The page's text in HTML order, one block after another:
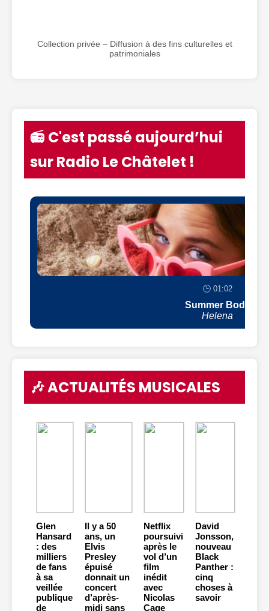
Collection privée – Diffusion à des fins culturelles et
patrimoniales
📻 C'est passé aujourd’hui
sur Radio Le Châtelet !
🕒 01:02
Summer Body
Helena
🎶 ACTUALITÉS MUSICALES
Glen
Hansard
: des
milliers
de fans
à sa
veillée
publique
de
Il y a 50
ans, un
Elvis
Presley
épuisé
donnait un
concert
d’après-
midi sans
Netflix
poursuivi
après le
vol d’un
film
inédit
avec
Nicolas
Cage
David
Jonsson,
nouveau
Black
Panther :
cinq
choses à
savoir